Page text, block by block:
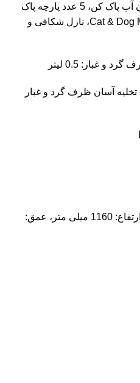
لوازم جانبی ارائه شده: مخزن آب پاک کن، 5 عدد پارچه پاک
کن، برس برقی موتوری Cat & Dog Mini، نازل شکافی و
غبار: 0.5 لیتر
آسان ظرف گرد و غبار
ابعاد: عرض: 273 میلی متر، ارتفاع: 1160 میلی متر، عمق: